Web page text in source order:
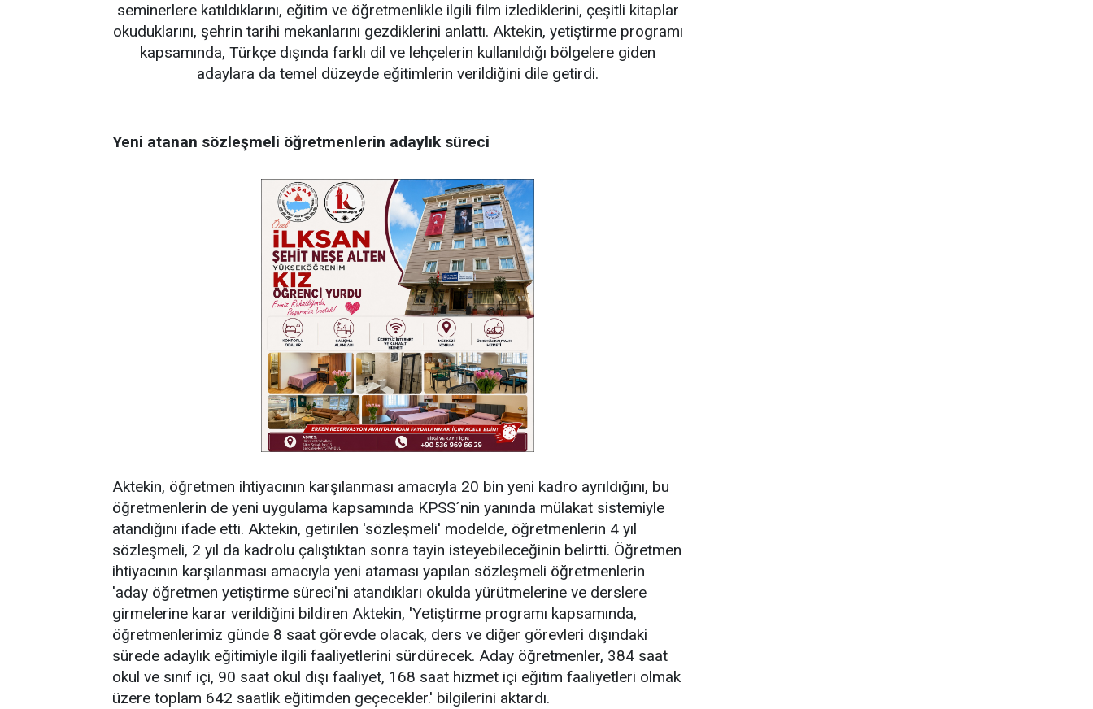
seminerlere katıldıklarını, eğitim ve öğretmenlikle ilgili film izlediklerini, çeşitli kitaplar
okuduklarını, şehrin tarihi mekanlarını gezdiklerini anlattı. Aktekin, yetiştirme programı
kapsamında, Türkçe dışında farklı dil ve lehçelerin kullanıldığı bölgelere giden
adaylara da temel düzeyde eğitimlerin verildiğini dile getirdi.
Yeni atanan sözleşmeli öğretmenlerin adaylık süreci
Aktekin, öğretmen ihtiyacının karşılanması amacıyla 20 bin yeni kadro ayrıldığını, bu
öğretmenlerin de yeni uygulama kapsamında KPSS´nin yanında mülakat sistemiyle
atandığını ifade etti. Aktekin, getirilen 'sözleşmeli' modelde, öğretmenlerin 4 yıl
sözleşmeli, 2 yıl da kadrolu çalıştıktan sonra tayin isteyebileceğinin belirtti. Öğretmen
ihtiyacının karşılanması amacıyla yeni ataması yapılan sözleşmeli öğretmenlerin
'aday öğretmen yetiştirme süreci'ni atandıkları okulda yürütmelerine ve derslere
girmelerine karar verildiğini bildiren Aktekin, 'Yetiştirme programı kapsamında,
öğretmenlerimiz günde 8 saat görevde olacak, ders ve diğer görevleri dışındaki
sürede adaylık eğitimiyle ilgili faaliyetlerini sürdürecek. Aday öğretmenler, 384 saat
okul ve sınıf içi, 90 saat okul dışı faaliyet, 168 saat hizmet içi eğitim faaliyetleri olmak
üzere toplam 642 saatlik eğitimden geçecekler.' bilgilerini aktardı.